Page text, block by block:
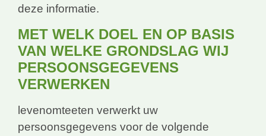
deze informatie.
MET WELK DOEL EN OP BASIS
VAN WELKE GRONDSLAG WIJ
PERSOONSGEGEVENS
VERWERKEN
levenomteeten verwerkt uw
persoonsgegevens voor de volgende